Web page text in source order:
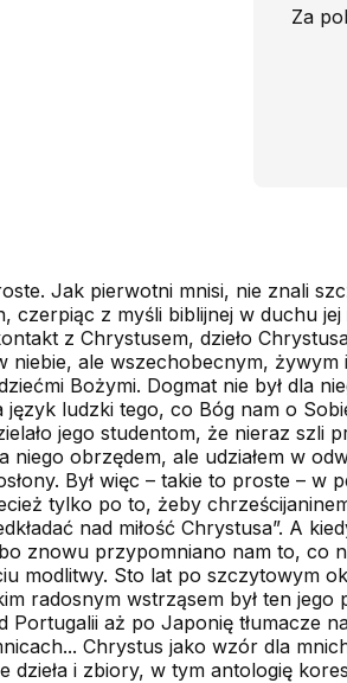
Za
Jak pierwotni mnisi, nie znali
czerpiąc z myśli biblijnej w duchu
z Chrystusem, dzieło
ale wszechobecnym, żywym
Bożymi. Dogmat nie był dla
ludzki tego, co Bóg nam o
jego studentom, że nieraz szli
obrzędem, ale udziałem w
Był więc – takie to proste – w
tylko po to, żeby
nad miłość Chrystusa”. A
znowu przypomniano nam to, co
modlitwy. Sto lat po szczytowym
radosnym wstrząsem był ten
aż po Japonię tłumacze
Chrystus jako wzór dla
i zbiory, w tym antologię